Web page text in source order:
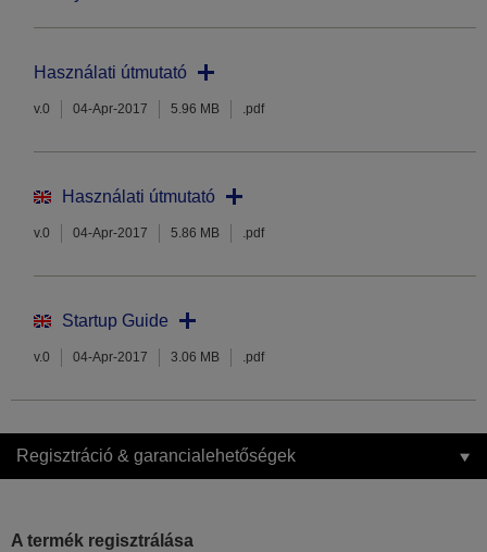
Használati útmutató
v.0 04-Apr-2017 5.96 MB .pdf
Használati útmutató
v.0 04-Apr-2017 5.86 MB .pdf
Startup Guide
v.0 04-Apr-2017 3.06 MB .pdf
Regisztráció & garancialehetőségek
A termék regisztrálása